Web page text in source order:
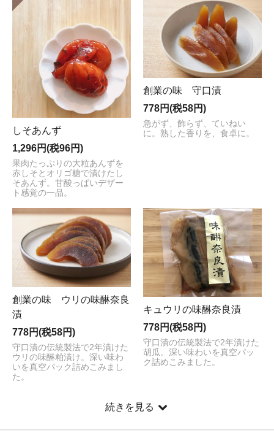
しそあんず
1,296円(税96円)
果肉たっぷりの大粒あんずを
赤しそとオリゴ糖で漬けたし
そあんず。甘酸っぱいデザー
ト感覚の一品。
創業の味 守口漬
778円(税58円)
急がず、飾らず、ていねい
に。熟した香りを、食卓に。
創業の味 ウリの味醂奈良
漬
778円(税58円)
守口漬の伝統製法で2年漬けた
ウリの味醂粕漬け。深い味わ
いを真空パック詰めこみまし
た。
キュウリの味醂奈良漬
778円(税58円)
守口漬の伝統製法で2年漬けた
胡瓜。深い味わいを真空パッ
ク詰めこみました。
続きを見る